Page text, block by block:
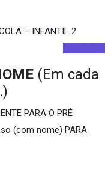
– INFANTIL 2
(Em cada
PARA O PRÉ
(com nome) PARA